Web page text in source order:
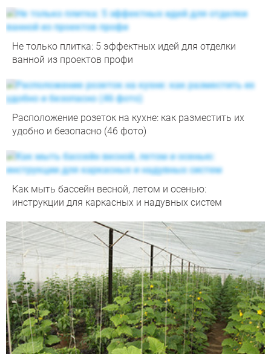
Не только плитка: 5 эффектных идей для отделки
ванной из проектов профи
Расположение розеток на кухне: как разместить их
удобно и безопасно (46 фото)
Как мыть бассейн весной, летом и осенью:
инструкции для каркасных и надувных систем